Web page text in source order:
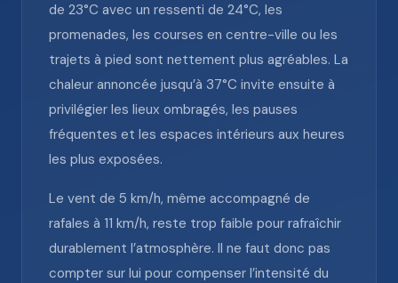
de 23°C avec un ressenti de 24°C, les
promenades, les courses en centre-ville ou les
trajets à pied sont nettement plus agréables. La
chaleur annoncée jusqu’à 37°C invite ensuite à
privilégier les lieux ombragés, les pauses
fréquentes et les espaces intérieurs aux heures
les plus exposées.
Le vent de 5 km/h, même accompagné de
rafales à 11 km/h, reste trop faible pour rafraîchir
durablement l’atmosphère. Il ne faut donc pas
compter sur lui pour compenser l’intensité du